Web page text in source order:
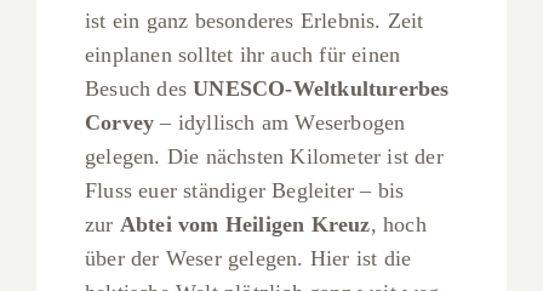
ist ein ganz besonderes Erlebnis. Zeit
einplanen solltet ihr auch für einen
Besuch desUNESCO-Weltkulturerbes
Corvey – idyllisch am Weserbogen
gelegen. Die nächsten Kilometer ist der
Fluss euer ständiger Begleiter – bis
zur Abtei vom Heiligen Kreuz, hoch
über der Weser gelegen. Hier ist die